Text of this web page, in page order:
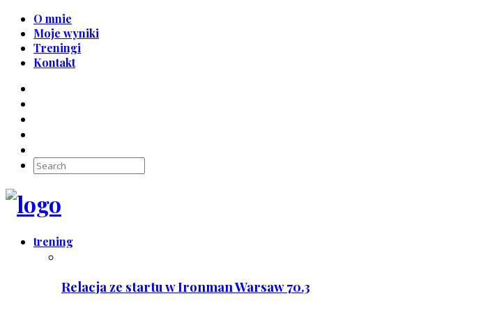
O mnie
Moje wyniki
Treningi
Kontakt
trening
Relacja ze startu w Ironman Warsaw 70.3